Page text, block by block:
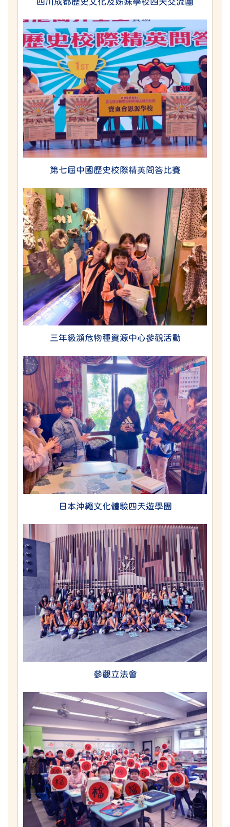
四川成都歷史文化及姊妹學校四天交流團
第七屆中國歷史校際精英問答比賽
三年級瀕危物種資源中心參觀活動
日本沖繩文化體驗四天遊學團
參觀立法會